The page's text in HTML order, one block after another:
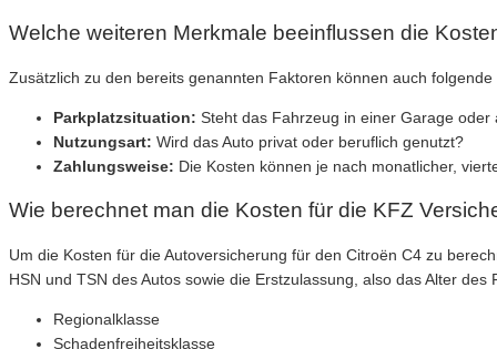
Welche weiteren Merkmale beeinflussen die
Zusätzlich zu den bereits genannten Faktoren können auch
Parkplatzsituation: Steht das Fahrzeug in einer Garage oder
Nutzungsart: Wird das Auto privat oder beruflich genutzt?
Zahlungsweise: Die Kosten können je nach monatlicher,
Wie berechnet man die Kosten für die KFZ
Um die Kosten für die Autoversicherung für den Citroën C4 zu
HSN und TSN des Autos sowie die Erstzulassung, also das Alter des
Regionalklasse
Schadenfreiheitsklasse